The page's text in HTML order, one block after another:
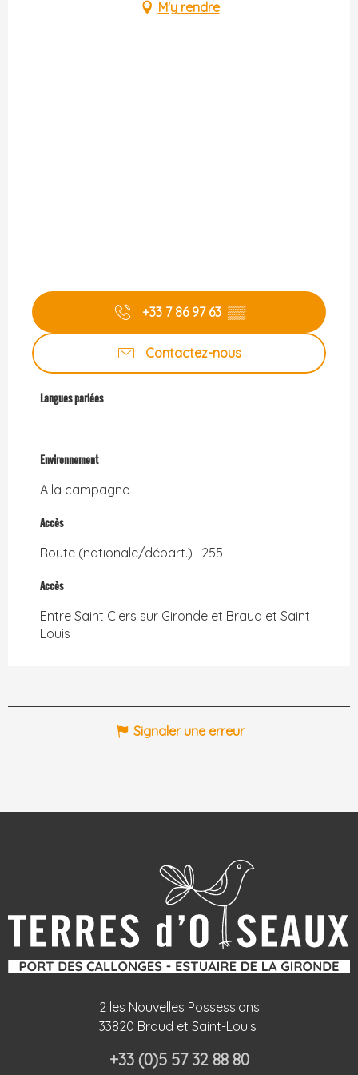
M'y rendre
+33 7 86 97 63 ▒▒
Contactez-nous
Langues parlées
Langues parlées
Environnement
Environnement
A la campagne
Accès
Accès
Route (nationale/départ.) : 255
Accès
Accès
Entre Saint Ciers sur Gironde et Braud et Saint
Louis
Signaler une erreur
2 les Nouvelles Possessions
33820 Braud et Saint-Louis
+33 (0)5 57 32 88 80